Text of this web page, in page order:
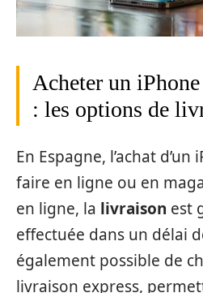
Acheter un
: les options de
En Espagne, l’achat
faire en ligne ou en
en ligne, la livraison est
effectuée dans un délai
également possible de
livraison express,